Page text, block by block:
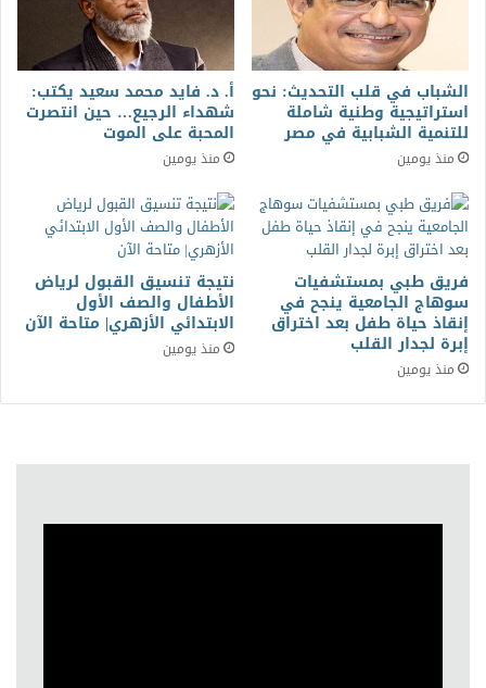
الشباب في قلب التحديث: نحو
استراتيجية وطنية شاملة
للتنمية الشبابية في مصر
منذ يومين
أ. د. فايد محمد سعيد يكتب:
شهداء الرجيع… حين انتصرت
المحبة على الموت
منذ يومين
فريق طبي بمستشفيات
سوهاج الجامعية ينجح في
إنقاذ حياة طفل بعد اختراق
إبرة لجدار القلب
منذ يومين
نتيجة تنسيق القبول لرياض
الأطفال والصف الأول
الابتدائي الأزهري| متاحة الآن
منذ يومين